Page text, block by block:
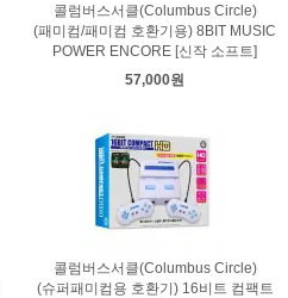
콜럼버스서클(Columbus Circle)
(패미컴/패미컴 호환기용) 8BIT MUSIC
POWER ENCORE [신작 소프트]
57,000원
콜럼버스서클(Columbus Circle)
(슈퍼패미컴용 호환기) 16비트 컴팩트